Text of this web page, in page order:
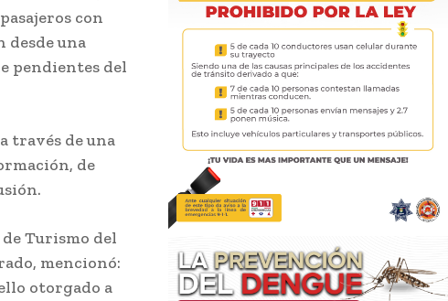
con
desde una
pendientes del
través de una
de
Turismo del
mencionó:
otorgado a